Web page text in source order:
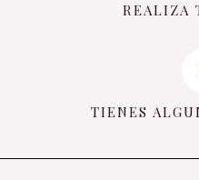
REALIZA
TIENES